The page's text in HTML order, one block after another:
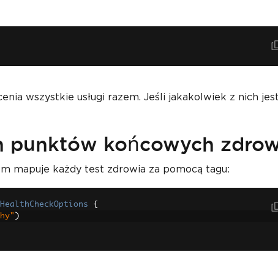
wszystkie usługi razem. Jeśli jakakolwiek z nich
punktów końcowych
mapuje każdy test zdrowia za pomocą tagu:
HealthCheckOptions
{
)